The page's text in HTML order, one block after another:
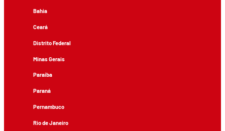
Bahia
Ceará
Distrito Federal
Minas Gerais
Paraíba
Paraná
Pernambuco
Rio de Janeiro